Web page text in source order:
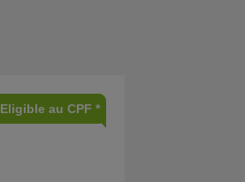
Eligible au CPF *